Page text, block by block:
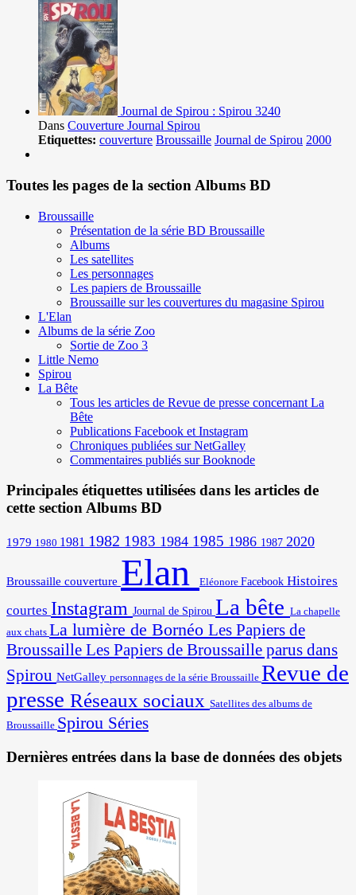
Journal de Spirou : Spirou 3240
Dans Couverture Journal Spirou
Etiquettes: couverture Broussaille Journal de Spirou 2000
Toutes les pages de la section Albums BD
Broussaille
Présentation de la série BD Broussaille
Albums
Les satellites
Les personnages
Les papiers de Broussaille
Broussaille sur les couvertures du magasine Spirou
L'Elan
Albums de la série Zoo
Sortie de Zoo 3
Little Nemo
Spirou
La Bête
Tous les articles de Revue de presse concernant La
Bête
Publications Facebook et Instagram
Chroniques publiées sur NetGalley
Commentaires publiés sur Booknode
Principales étiquettes utilisées dans les articles de
cette section Albums BD
1979 1980 1981 1982 1983 1984 1985 1986 1987 2020
Broussaille couverture Elan Eléonore Facebook Histoires
courtes Instagram Journal de Spirou La bête La chapelle
aux chats La lumière de Bornéo Les Papiers de
Broussaille Les Papiers de Broussaille parus dans
Spirou NetGalley personnages de la série Broussaille Revue de
presse Réseaux sociaux Satellites des albums de
Broussaille Spirou Séries
Dernières entrées dans la base de données des objets